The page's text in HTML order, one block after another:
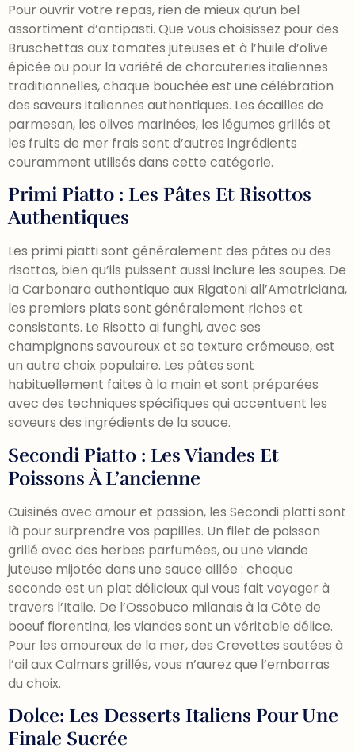
Pour ouvrir votre repas, rien de mieux qu’un bel
assortiment d’antipasti. Que vous choisissez pour des
Bruschettas aux tomates juteuses et à l’huile d’olive
épicée ou pour la variété de charcuteries italiennes
traditionnelles, chaque bouchée est une célébration
des saveurs italiennes authentiques. Les écailles de
parmesan, les olives marinées, les légumes grillés et
les fruits de mer frais sont d’autres ingrédients
couramment utilisés dans cette catégorie.
Primi Piatto : Les Pâtes Et Risottos
Authentiques
Les primi piatti sont généralement des pâtes ou des
risottos, bien qu’ils puissent aussi inclure les soupes. De
la Carbonara authentique aux Rigatoni all’Amatriciana,
les premiers plats sont généralement riches et
consistants. Le Risotto ai funghi, avec ses
champignons savoureux et sa texture crémeuse, est
un autre choix populaire. Les pâtes sont
habituellement faites à la main et sont préparées
avec des techniques spécifiques qui accentuent les
saveurs des ingrédients de la sauce.
Secondi Piatto : Les Viandes Et
Poissons À L’ancienne
Cuisinés avec amour et passion, les Secondi platti sont
là pour surprendre vos papilles. Un filet de poisson
grillé avec des herbes parfumées, ou une viande
juteuse mijotée dans une sauce aillée : chaque
seconde est un plat délicieux qui vous fait voyager à
travers l’Italie. De l’Ossobuco milanais à la Côte de
boeuf fiorentina, les viandes sont un véritable délice.
Pour les amoureux de la mer, des Crevettes sautées à
l’ail aux Calmars grillés, vous n’aurez que l’embarras
du choix.
Dolce: Les Desserts Italiens Pour Une
Finale Sucrée